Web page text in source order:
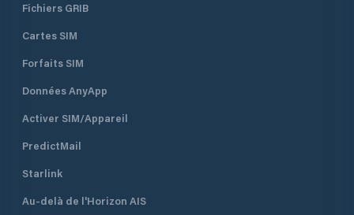
Fichiers GRIB
Cartes SIM
Forfaits SIM
Données AnyApp
Activer SIM/Appareil
PredictMail
Starlink
Au-delà de l'Horizon AIS